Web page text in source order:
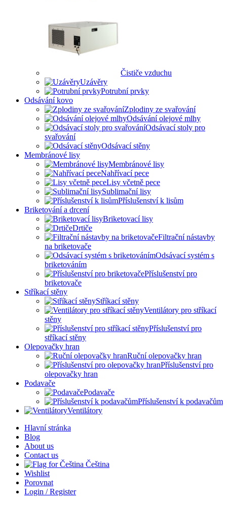
Čističe vzduchu
Uzávěry
Potrubní prvky
Odsávání kovo
Zplodiny ze svařování
Odsávání olejové mlhy
Odsávací stoly pro
svařování
Odsávací stěny
Membránové lisy
Membránové lisy
Nahřívací pece
Lisy včetně pece
Sublimační lisy
Příslušenství k lisům
Briketování a drcení
Briketovací lisy
Drtiče
Filtrační nástavby
na briketovače
Odsávací systém s
briketováním
Příslušenství pro
briketovače
Stříkací stěny
Stříkací stěny
Ventilátory pro stříkací
stěny
Příslušenství pro
stříkací stěny
Olepovačky hran
Ruční olepovačky hran
Příslušenství pro
olepovačky hran
Podavače
Podavače
Příslušenství k podavačům
Ventilátory
Hlavní stránka
Blog
About us
Contact us
Čeština
Wishlist
Porovnat
Login / Register